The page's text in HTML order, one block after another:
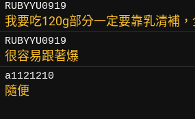
RUBYYU0919
我要吃120g部分一定要靠乳清補
RUBYYU0919
很容易跟著爆
a1121210
隨便